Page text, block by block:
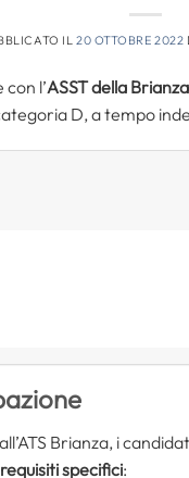
IL 20 OTTOBRE 2022
l’ASST della Brianza
D, a tempo
Brianza, i
requisiti specifici: